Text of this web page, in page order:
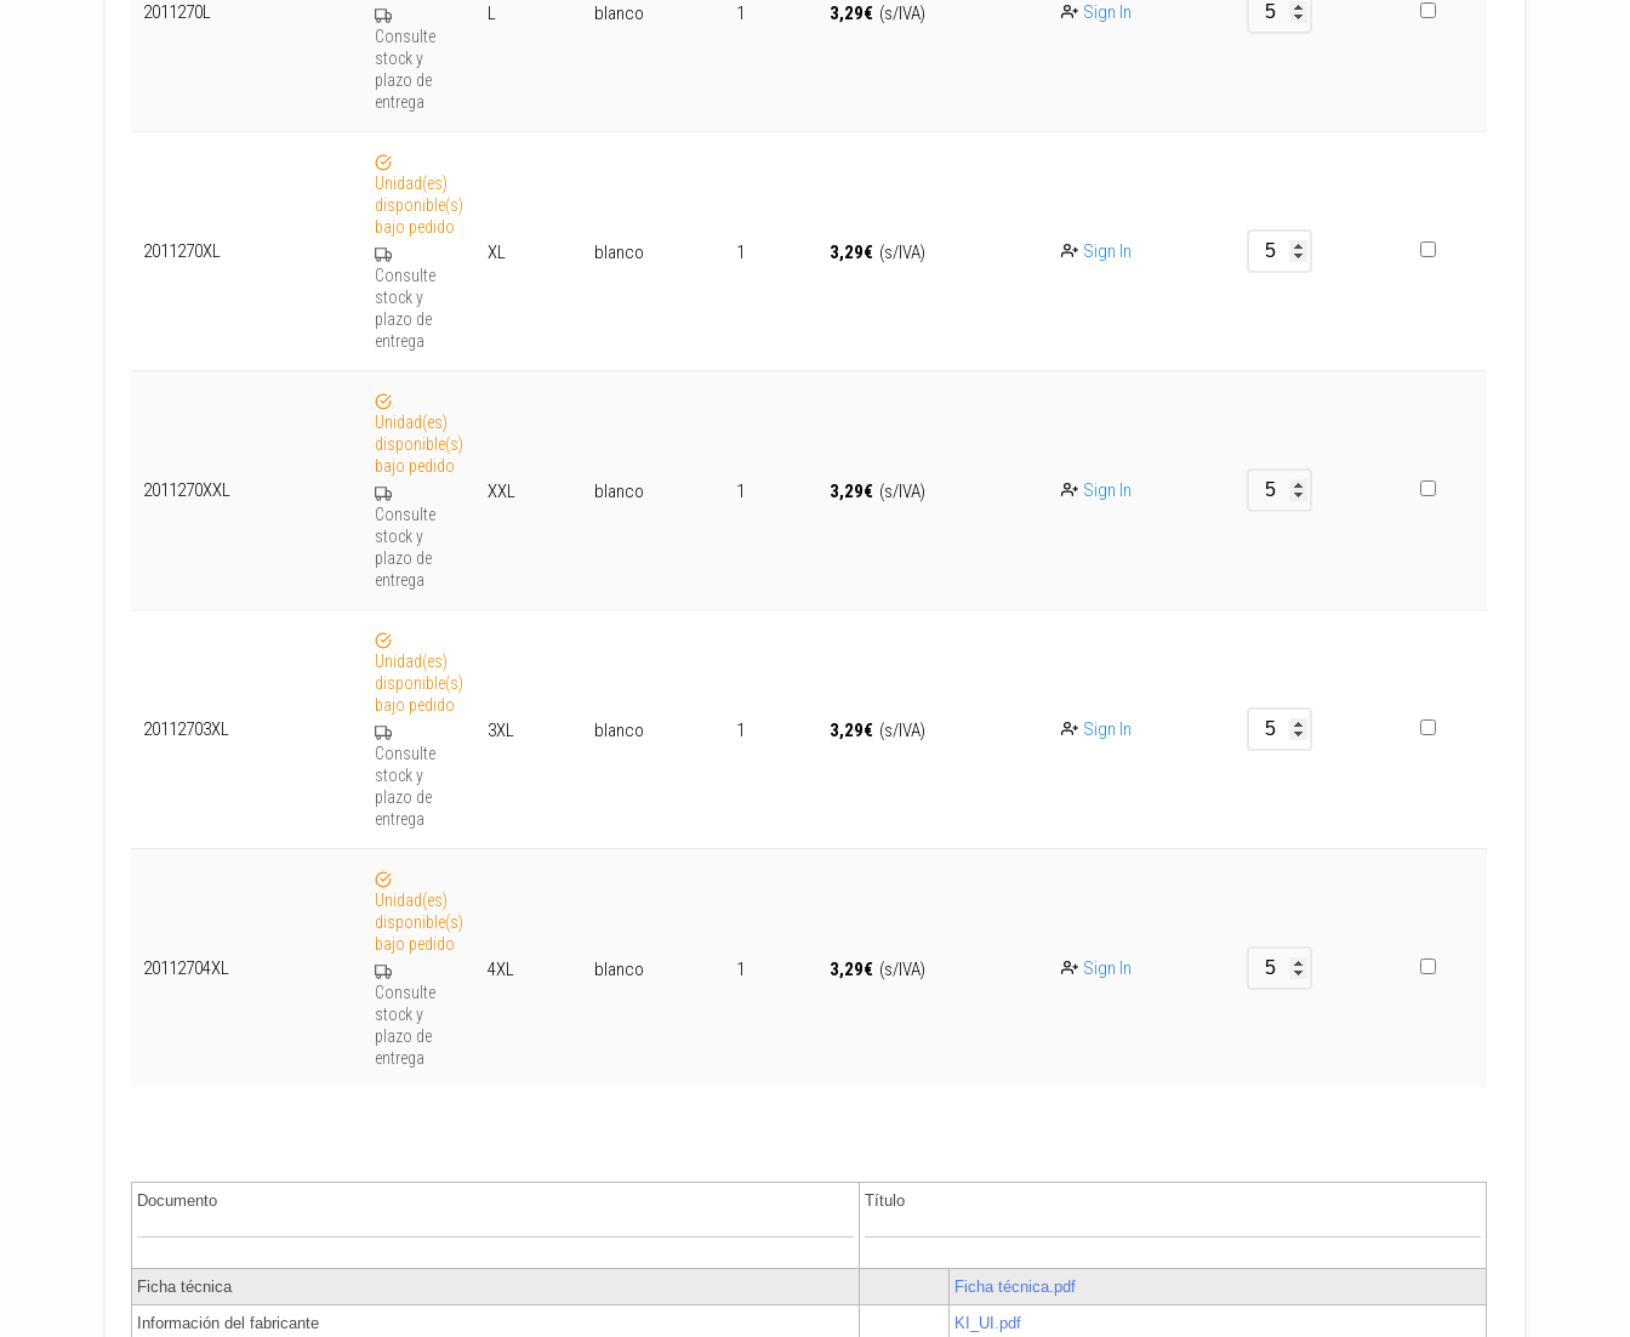
2011270L
Consulte
stock y
plazo de
entrega
L blanco 1 3,29€ (s/IVA) Sign In
2011270XL
Unidad(es)
disponible(s)
bajo pedido
Consulte
stock y
plazo de
entrega
XL blanco 1 3,29€ (s/IVA) Sign In
2011270XXL
Unidad(es)
disponible(s)
bajo pedido
Consulte
stock y
plazo de
entrega
XXL blanco 1 3,29€ (s/IVA) Sign In
20112703XL
Unidad(es)
disponible(s)
bajo pedido
Consulte
stock y
plazo de
entrega
3XL blanco 1 3,29€ (s/IVA) Sign In
20112704XL
Unidad(es)
disponible(s)
bajo pedido
Consulte
stock y
plazo de
entrega
4XL blanco 1 3,29€ (s/IVA) Sign In
Documento Título
Ficha técnica
Ficha técnica.pdf
Información del fabricante
KI_UI.pdf